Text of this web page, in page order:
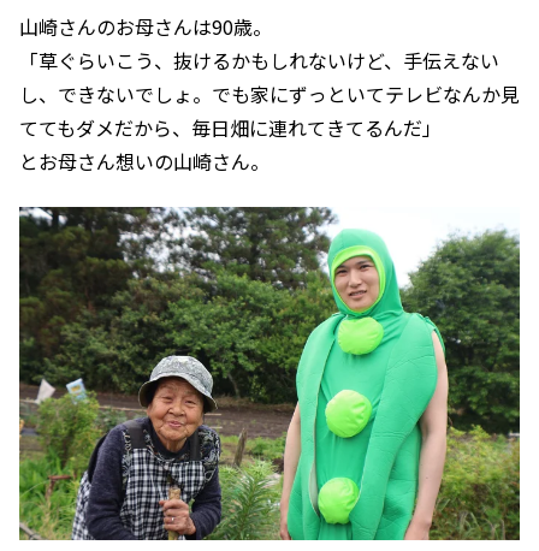
山崎さんのお母さんは90歳。
「草ぐらいこう、抜けるかもしれないけど、手伝えない
し、できないでしょ。でも家にずっといてテレビなんか見
ててもダメだから、毎日畑に連れてきてるんだ」
とお母さん想いの山崎さん。